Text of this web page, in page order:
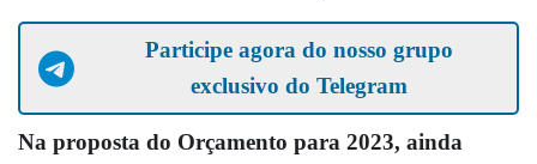
Participe agora do nosso grupo
exclusivo do Telegram
Na proposta do Orçamento para 2023, ainda